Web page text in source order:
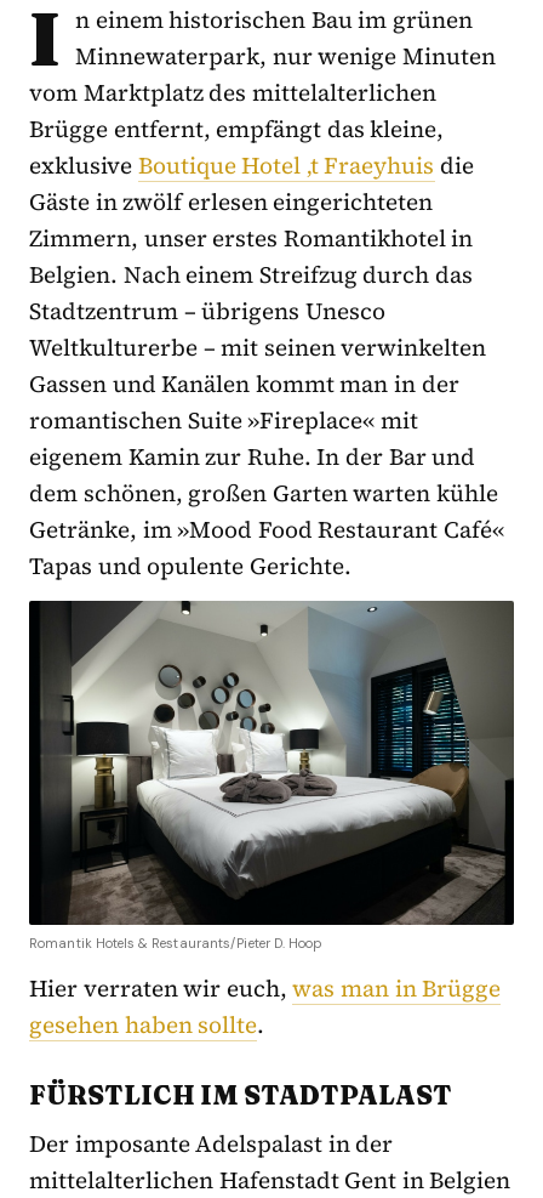
I n einem historischen Bau im grünen
Minnewaterpark, nur wenige Minuten
vom Marktplatz des mittelalterlichen
Brügge entfernt, empfängt das kleine,
exklusiveBoutique Hotel ‚t Fraeyhuis die
Gäste in zwölf erlesen eingerichteten
Zimmern, unser erstes Romantikhotel in
Belgien. Nach einem Streifzug durch das
Stadtzentrum – übrigens Unesco
Weltkulturerbe – mit seinen verwinkelten
Gassen und Kanälen kommt man in der
romantischen Suite »Fireplace« mit
eigenem Kamin zur Ruhe. In der Bar und
dem schönen, großen Garten warten kühle
Getränke, im »Mood Food Restaurant Café«
Tapas und opulente Gerichte.
Romantik Hotels & Restaurants/Pieter D. Hoop
Hier verraten wir euch,was man in Brügge
gesehen haben sollte.
FÜRSTLICH IM STADTPALAST
Der imposante Adelspalast in der
mittelalterlichen Hafenstadt Gent in Belgien